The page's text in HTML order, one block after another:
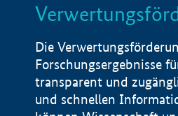
Die
Forschungsergebnisse
transparent und
und schnellen